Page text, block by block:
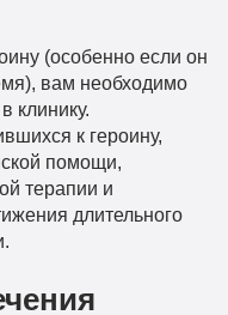
(особенно если он
вам необходимо
клинику.
к героину,
помощи,
терапии и
длительного